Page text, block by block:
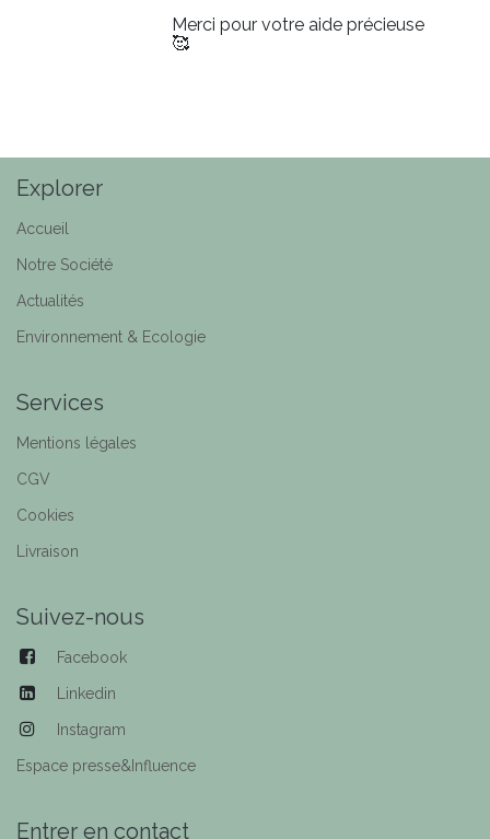
Merci pour votre aide précieuse
🥰
Explorer
Accueil
Notre Société
Actualités
Environnement & Ecologie
Services
Mentions légales
CGV
Cookies
Livraison
Suivez-nous
Facebook
Linkedin
Instagram
Espace presse&Influence
Entrer en contact